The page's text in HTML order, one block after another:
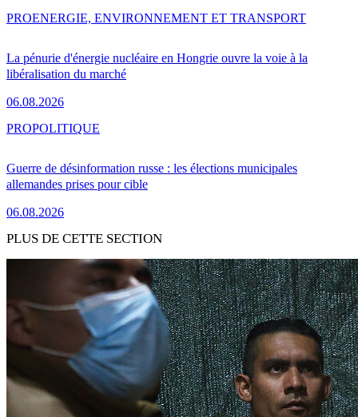
La pénurie d'énergie nucléaire en Hongrie ouvre la voie à la
libéralisation du marché
06.08.2026
PROENERGIE, ENVIRONNEMENT ET TRANSPORT
Guerre de désinformation russe : les élections municipales
allemandes prises pour cible
06.08.2026
PROPOLITIQUE
PLUS DE CETTE SECTION